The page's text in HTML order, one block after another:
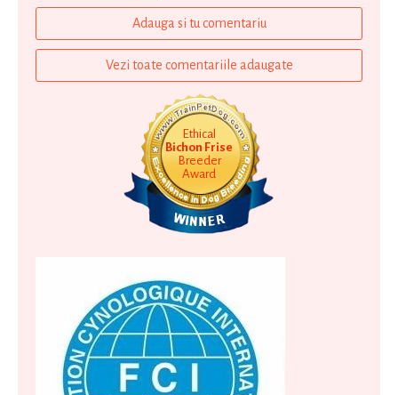
Adauga si tu comentariu
Vezi toate comentariile adaugate
Ethical
Bichon Frise
Breeder
Award